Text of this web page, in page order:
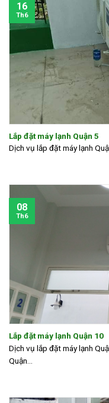
Lắp đặt máy lạnh Quận 5
Dịch vụ lắp đặt máy lạnh
16
Th6
Lắp đặt máy lạnh Quận 10
Dịch vụ lắp đặt máy lạnh
Quận...
08
Th6